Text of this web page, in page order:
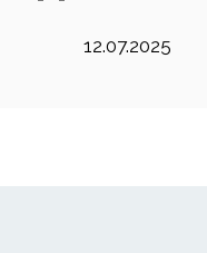
12.07.2025